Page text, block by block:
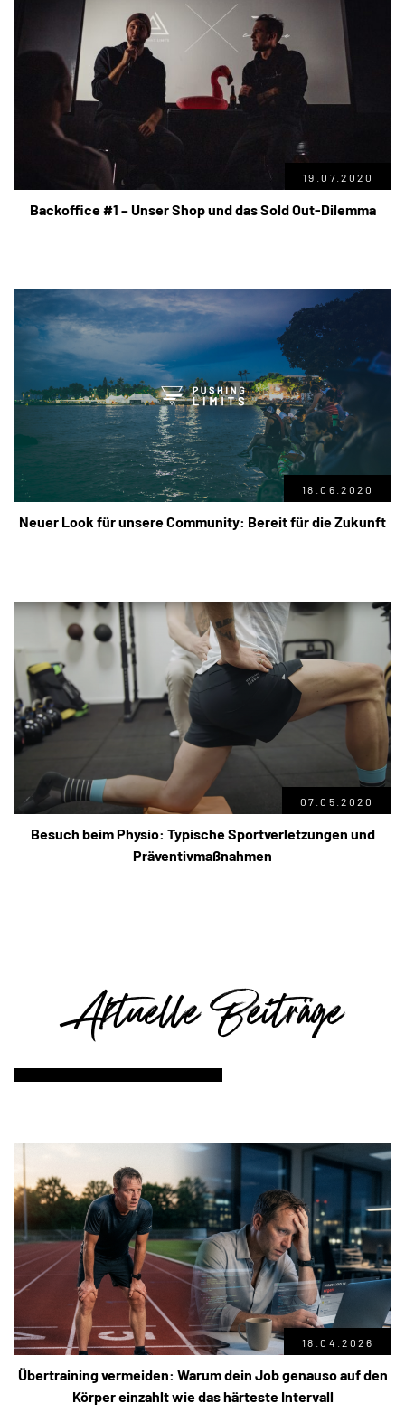
19.07.2020
Backoffice #1 – Unser Shop und das Sold Out-Dilemma
18.06.2020
Neuer Look für unsere Community: Bereit für die Zukunft
07.05.2020
Besuch beim Physio: Typische Sportverletzungen und
Präventivmaßnahmen
Aktuelle Beiträge
18.04.2026
Übertraining vermeiden: Warum dein Job genauso auf den
Körper einzahlt wie das härteste Intervall